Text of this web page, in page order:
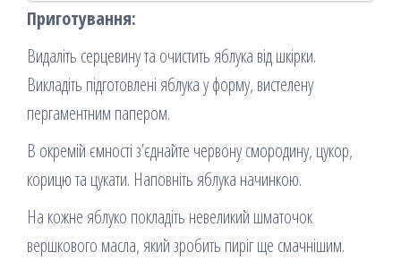
Приготування:
Видаліть серцевину та очистить яблука від шкірки.
Викладіть підготовлені яблука у форму, вистелену
пергаментним папером.
В окремій ємності з’єднайте червону смородину, цукор,
корицю та цукати. Наповніть яблука начинкою.
На кожне яблуко покладіть невеликий шматочок
вершкового масла, який зробить пиріг ще смачнішим.